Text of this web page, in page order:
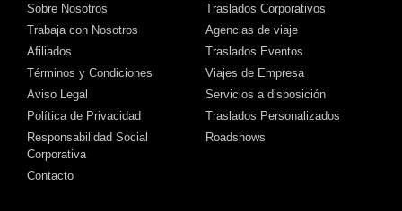
Sobre Nosotros
Trabaja con Nosotros
Afiliados
Términos y Condiciones
Aviso Legal
Política de Privacidad
Responsabilidad Social
Corporativa
Contacto
Traslados Corporativos
Agencias de viaje
Traslados Eventos
Viajes de Empresa
Servicios a disposición
Traslados Personalizados
Roadshows